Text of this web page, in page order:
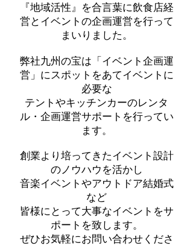
『地域活性』を合言葉に飲食店経
営とイベントの企画運営を行って
まいりました。
弊社九州の宝は「イベント企画運
営」にスポットをあてイベントに
必要な
テントやキッチンカーのレンタ
ル・企画運営サポートを行ってい
ます。
創業より培ってきたイベント設計
のノウハウを活かし
音楽イベントやアウトドア結婚式
など
皆様にとって大事なイベントをサ
ポートを致します。
ぜひお気軽にお問い合わせくださ